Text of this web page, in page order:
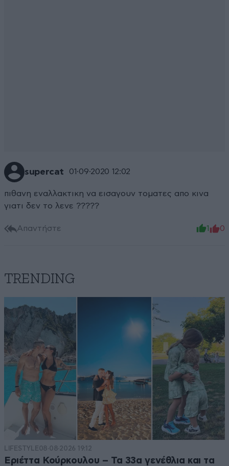
supercat 01·09·2020 12:02
πιθανη εναλλακτικη να εισαγουν τοματες απο κινα
γιατι δεν το λενε ?????
Απαντήστε 1 0
TRENDING
LIFESTYLE08·08·2026 19:12
Εριέττα Κούρκουλου – Τα 33α γενέθλια και τα